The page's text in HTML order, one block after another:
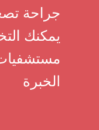
جراحة
يمكنك
الخبرة